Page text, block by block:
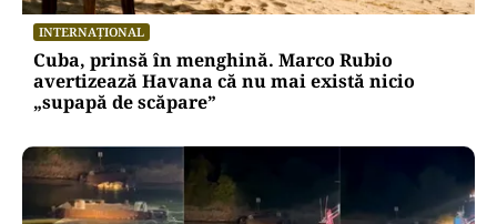
INTERNAȚIONAL
Cuba, prinsă în menghină. Marco Rubio
avertizează Havana că nu mai există nicio
„supapă de scăpare”